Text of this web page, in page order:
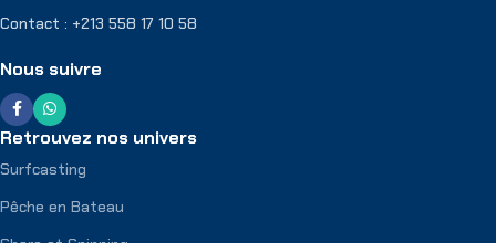
Contact : +213 558 17 10 58
Nous suivre
Retrouvez nos univers
Surfcasting
Pêche en Bateau